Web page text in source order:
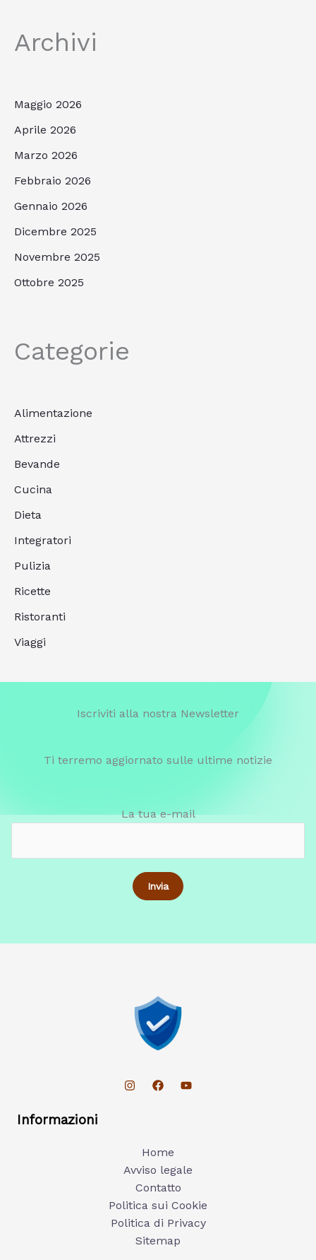
Archivi
Maggio 2026
Aprile 2026
Marzo 2026
Febbraio 2026
Gennaio 2026
Dicembre 2025
Novembre 2025
Ottobre 2025
Categorie
Alimentazione
Attrezzi
Bevande
Cucina
Dieta
Integratori
Pulizia
Ricette
Ristoranti
Viaggi
Iscriviti alla nostra Newsletter
Ti terremo aggiornato sulle ultime notizie
La tua e-mail
Informazioni
Home
Avviso legale
Contatto
Politica sui Cookie
Politica di Privacy
Sitemap